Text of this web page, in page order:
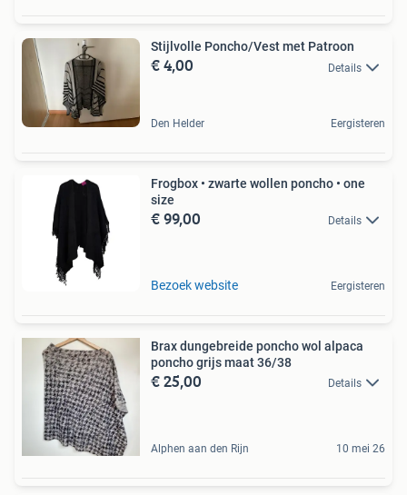
Stijlvolle Poncho/Vest met Patroon
€ 4,00 Details
Den Helder Eergisteren
Frogbox • zwarte wollen poncho • one
size
€ 99,00 Details
Bezoek website Eergisteren
Brax dungebreide poncho wol alpaca
poncho grijs maat 36/38
€ 25,00 Details
Alphen aan den Rijn 10 mei 26